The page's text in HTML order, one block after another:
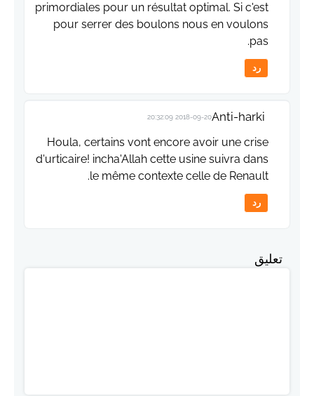
primordiales pour un résultat optimal. Si c'est
pour serrer des boulons nous en voulons
pas.
رد
Anti-harki
2018-09-20 20:32:09
Houla, certains vont encore avoir une crise
d'urticaire! incha'Allah cette usine suivra dans
le même contexte celle de Renault.
رد
تعليق